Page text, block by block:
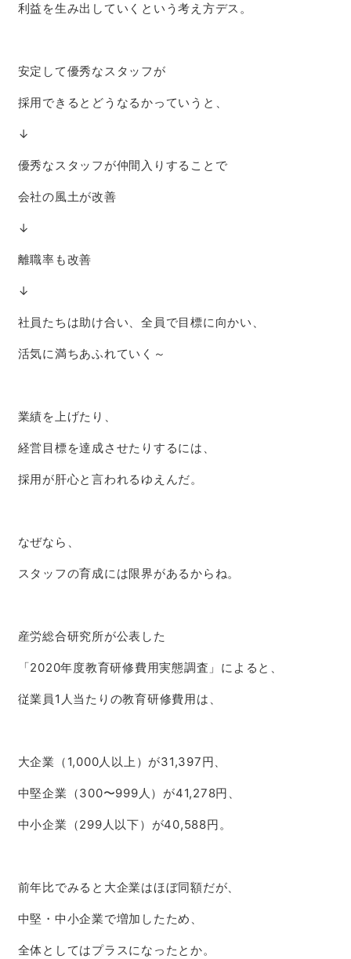
利益を生み出していくという考え方デス。
安定して優秀なスタッフが
採用できるとどうなるかっていうと、
↓
優秀なスタッフが仲間入りすることで
会社の風土が改善
↓
離職率も改善
↓
社員たちは助け合い、全員で目標に向かい、
活気に満ちあふれていく～
業績を上げたり、
経営目標を達成させたりするには、
採用が肝心と言われるゆえんだ。
なぜなら、
スタッフの育成には限界があるからね。
産労総合研究所が公表した
「2020年度教育研修費用実態調査」によると、
従業員1人当たりの教育研修費用は、
大企業（1,000人以上）が31,397円、
中堅企業（300〜999人）が41,278円、
中小企業（299人以下）が40,588円。
前年比でみると大企業はほぼ同額だが、
中堅・中小企業で増加したため、
全体としてはプラスになったとか。